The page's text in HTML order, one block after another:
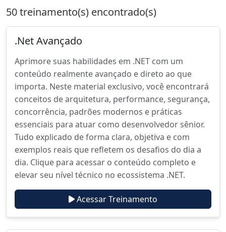
50 treinamento(s) encontrado(s)
.Net Avançado
Aprimore suas habilidades em .NET com um
conteúdo realmente avançado e direto ao que
importa. Neste material exclusivo, você encontrará
conceitos de arquitetura, performance, segurança,
concorrência, padrões modernos e práticas
essenciais para atuar como desenvolvedor sênior.
Tudo explicado de forma clara, objetiva e com
exemplos reais que refletem os desafios do dia a
dia. Clique para acessar o conteúdo completo e
elevar seu nível técnico no ecossistema .NET.
Acessar Treinamento